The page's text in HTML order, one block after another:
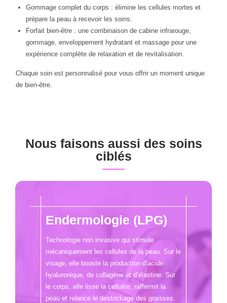
Gommage complet du corps : élimine les cellules mortes et
prépare la peau à recevoir les soins.
Forfait bien-être : une combinaison de cabine infrarouge,
gommage, enveloppement hydratant et massage pour une
expérience complète de relaxation et de revitalisation.
Chaque soin est personnalisé pour vous offrir un moment unique
de bien-être.
Nous faisons aussi des soins
ciblés
Endermologie (LPG)
Technologie non invasive qui stimule
mécaniquement les cellules de la peau. Sur le
visage, elle booste la production d’acide
hyaluronique, de collagène et d’élastine. Sur
le corps, elle lisse la cellulite, raffermit la
peau et relance le déstockage des graisses.